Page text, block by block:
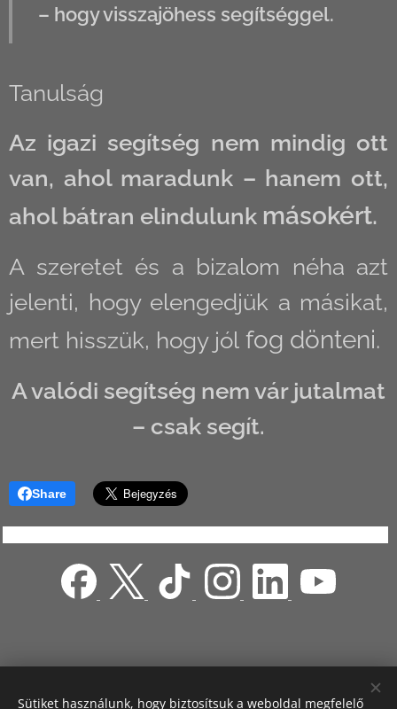
– hogy visszajöhess segítséggel.
Tanulság
Az igazi segítség nem mindig ott
van, ahol maradunk – hanem ott,
ahol bátran elindulunk másokért.
A szeretet és a bizalom néha azt
jelenti, hogy elengedjük a másikat,
mert hisszük, hogy jól fog dönteni.
A valódi segítség nem vár jutalmat
– csak segít.
Share
Sütiket használunk, hogy biztosítsuk a weboldal megfelelő